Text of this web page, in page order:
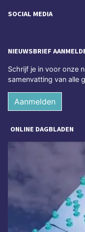
SOCIAL MEDIA
NIEUWSBRIEF
Schrijf je in voor onze
samenvatting van alle
Aanmelden
ONLINE DAGBLADEN